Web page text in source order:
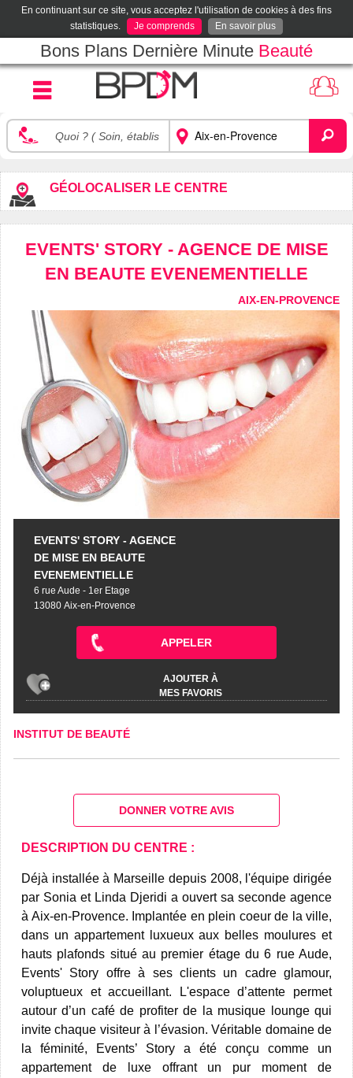
En continuant sur ce site, vous acceptez l'utilisation de cookies à des fins
statistiques.
Je comprends En savoir plus
Bons Plans Dernière Minute Beauté
GÉOLOCALISER LE CENTRE
EVENTS' STORY - AGENCE DE MISE
EN BEAUTE EVENEMENTIELLE
AIX-EN-PROVENCE
EVENTS' STORY - AGENCE
DE MISE EN BEAUTE
EVENEMENTIELLE
6 rue Aude - 1er Etage
13080 Aix-en-Provence
APPELER
AJOUTER À
MES FAVORIS
INSTITUT DE BEAUTÉ
DONNER VOTRE AVIS
DESCRIPTION DU CENTRE :
Déjà installée à Marseille depuis 2008, l'équipe dirigée
par Sonia et Linda Djeridi a ouvert sa seconde agence
à Aix-en-Provence. Implantée en plein coeur de la ville,
dans un appartement luxueux aux belles moulures et
hauts plafonds situé au premier étage du 6 rue Aude,
Events' Story offre à ses clients un cadre glamour,
voluptueux et accueillant. L'espace d’attente permet
autour d’un café de profiter de la musique lounge qui
invite chaque visiteur à l’évasion. Véritable domaine de
la féminité, Events’ Story a été conçu comme un
appartement de luxe offrant un pur moment de